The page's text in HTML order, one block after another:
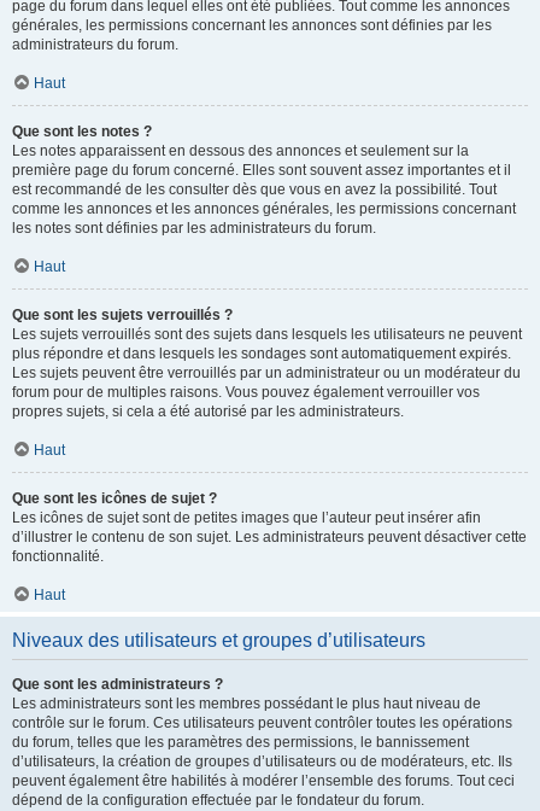
page du forum dans lequel elles ont été publiées. Tout comme les annonces
générales, les permissions concernant les annonces sont définies par les
administrateurs du forum.
Haut
Que sont les notes ?
Les notes apparaissent en dessous des annonces et seulement sur la
première page du forum concerné. Elles sont souvent assez importantes et il
est recommandé de les consulter dès que vous en avez la possibilité. Tout
comme les annonces et les annonces générales, les permissions concernant
les notes sont définies par les administrateurs du forum.
Haut
Que sont les sujets verrouillés ?
Les sujets verrouillés sont des sujets dans lesquels les utilisateurs ne peuvent
plus répondre et dans lesquels les sondages sont automatiquement expirés.
Les sujets peuvent être verrouillés par un administrateur ou un modérateur du
forum pour de multiples raisons. Vous pouvez également verrouiller vos
propres sujets, si cela a été autorisé par les administrateurs.
Haut
Que sont les icônes de sujet ?
Les icônes de sujet sont de petites images que l’auteur peut insérer afin
d’illustrer le contenu de son sujet. Les administrateurs peuvent désactiver cette
fonctionnalité.
Haut
Niveaux des utilisateurs et groupes d’utilisateurs
Que sont les administrateurs ?
Les administrateurs sont les membres possédant le plus haut niveau de
contrôle sur le forum. Ces utilisateurs peuvent contrôler toutes les opérations
du forum, telles que les paramètres des permissions, le bannissement
d’utilisateurs, la création de groupes d’utilisateurs ou de modérateurs, etc. Ils
peuvent également être habilités à modérer l’ensemble des forums. Tout ceci
dépend de la configuration effectuée par le fondateur du forum.